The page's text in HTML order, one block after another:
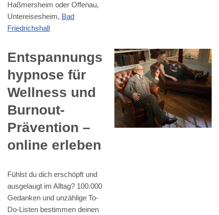
Haßmersheim oder Offenau,
Untereisesheim, Bad
Friedrichshall
Entspannungs
hypnose für
Wellness und
Burnout-
Prävention –
online erleben
Fühlst du dich erschöpft und
ausgelaugt im Alltag? 100.000
Gedanken und unzählige To-
Do-Listen bestimmen deinen